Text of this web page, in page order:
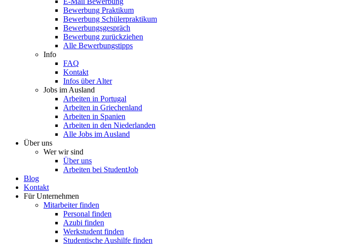
Bewerbung Praktikum
Bewerbung Schülerpraktikum
Bewerbungsgespräch
Bewerbung zurückziehen
Alle Bewerbungstipps
Info
FAQ
Kontakt
Infos über Alter
Jobs im Ausland
Arbeiten in Portugal
Arbeiten in Griechenland
Arbeiten in Spanien
Arbeiten in den Niederlanden
Alle Jobs im Ausland
Über uns
Wer wir sind
Über uns
Arbeiten bei StudentJob
Blog
Kontakt
Für Unternehmen
Mitarbeiter finden
Personal finden
Azubi finden
Werkstudent finden
Studentische Aushilfe finden